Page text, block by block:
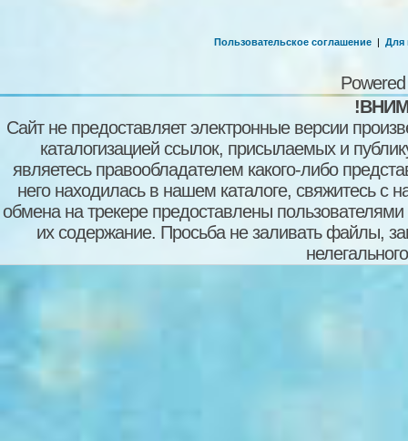
Пользовательское соглашение | Для
Сайт не предоставляет электронные версии
каталогизацией ссылок, присылаемых и
являетесь правообладателем какого-либо
него находилась в нашем каталоге, свяжитесь
обмена на трекере предоставлены пользователями
их содержание. Просьба не заливать файлы,